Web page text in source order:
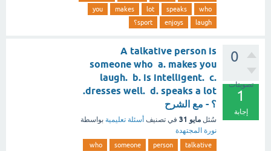
who
speaks
lot
makes
you
laugh
enjoys sport؟
0
تصويتات
1
إجابة
A talkative person is
someone who a. makes you
laugh. b. is intelligent. c.
dresses well. d. speaks a lot.
؟ - مع الشرح
سُئل مايو 31 في تصنيف أسئلة تعليمية بواسطة
نورة المجتهدة
talkative
person
someone
who